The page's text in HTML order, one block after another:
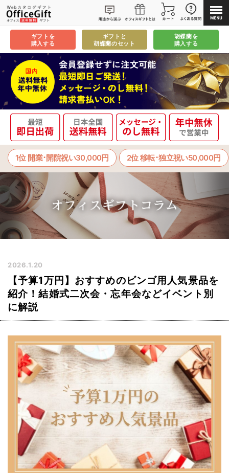
ギフトを
購入する
ギフトと
胡蝶蘭のセット
胡蝶蘭を
購入する
1位 開業･開院祝い30,000円 2位 移転･独立祝い50,000円
2026.1.20
【予算1万円】おすすめのビンゴ用人気景品を
紹介！結婚式二次会・忘年会などイベント別
に解説